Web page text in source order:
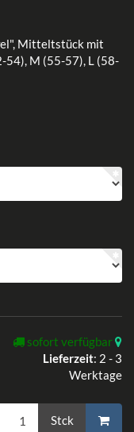
Mitteltstück mit
54), M (55-57), L (58-
sofort verfügbar
Lieferzeit: 2 - 3
Werktage
Stck